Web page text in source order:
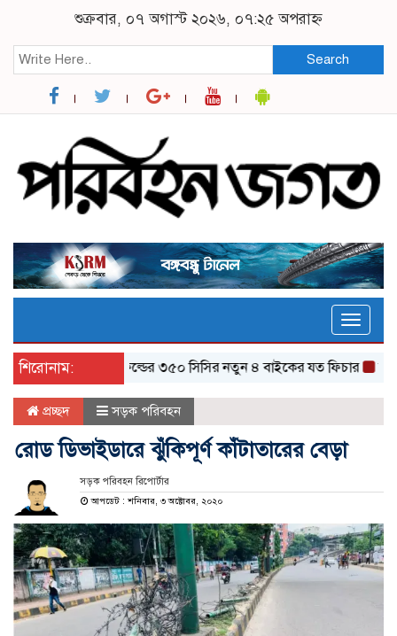
শুক্রবার, ০৭ অগাস্ট ২০২৬, ০৭:২৫ অপরাহ্ন
Search
Toggle
শিরোনাম:
র‌য়্যাল এনফিল্ডের ৩৫০ সিসির নতুন ৪ বাইকের যত ফিচার ঝালকাঠি
প্রচ্ছদ সড়ক পরিবহন
রোড ডিভাইডারে ঝুঁকিপূর্ণ কাঁটাতারের বেড়া
সড়ক পরিবহন রিপোর্টার
আপডেট : শনিবার, ৩ অক্টোবর, ২০২০